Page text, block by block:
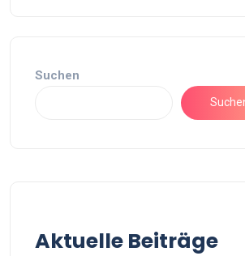
Suchen
Aktuelle Beiträge